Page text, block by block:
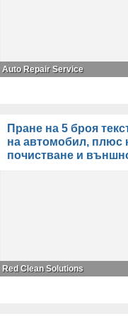
Auto Repair Service
Пране на 5 броя
на автомобил, плюс
почистване и
Red Clean Solutions